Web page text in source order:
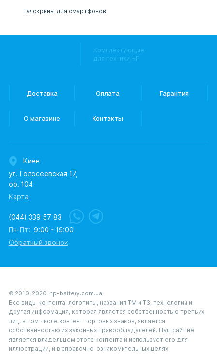
Тачскрины для смартфонов
Комплектующие
для техники HP
Доставка Оплата Гарантия
О магазине Контакты
Киев
ул. Голосеевская 17,
оф. 104
Карта
(044) 339 57 83
Пн-Пт: 9:00 - 19:00
Обратный звонок
© 2010-2020. hp-battery.com.ua
Все виды контента: логотипы, названия ТМ и ТЗ, технологии и
другая информация, которая является собственностью третьих
лиц, в том числе контент торговых знаков, является
собственностью их законных правообладателей. Наш сайт не
является владельцем этого контента и использует его для
иллюстрации, и в справочно-ознакомительных целях.